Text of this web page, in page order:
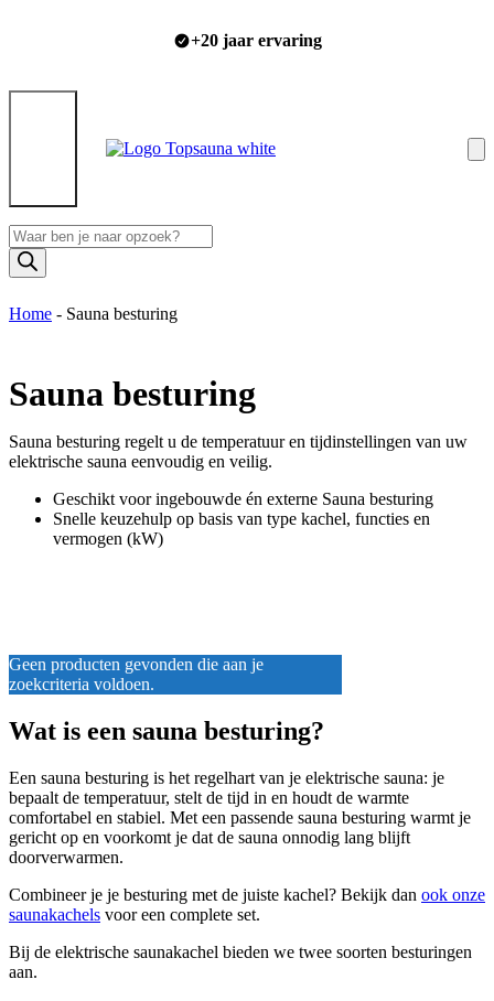
+20 jaar ervaring
Producten
zoeken
Home - Sauna besturing
Sauna besturing
Sauna besturing regelt u de temperatuur en tijdinstellingen van uw
elektrische sauna eenvoudig en veilig.
Geschikt voor ingebouwde én externe Sauna besturing
Snelle keuzehulp op basis van type kachel, functies en
vermogen (kW)
Geen producten gevonden die aan je
zoekcriteria voldoen.
Wat is een sauna besturing?
Een sauna besturing is het regelhart van je elektrische sauna: je
bepaalt de temperatuur, stelt de tijd in en houdt de warmte
comfortabel en stabiel. Met een passende sauna besturing warmt je
gericht op en voorkomt je dat de sauna onnodig lang blijft
doorverwarmen.
Combineer je je besturing met de juiste kachel? Bekijk dan ook onze
saunakachels voor een complete set.
Bij de elektrische saunakachel bieden we twee soorten besturingen
aan.